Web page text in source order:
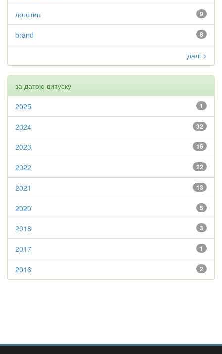
9
логотип
8
brand
далі >
за датою випуску
1
2025
32
2024
16
2023
22
2022
13
2021
5
2020
3
2018
1
2017
2
2016